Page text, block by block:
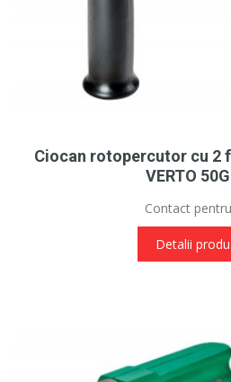
Ciocan rotopercutor cu 2
VERTO
Contact
Detalii